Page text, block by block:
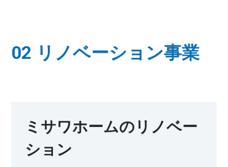
02 リノベーション事業
ミサワホームのリノベー
ション